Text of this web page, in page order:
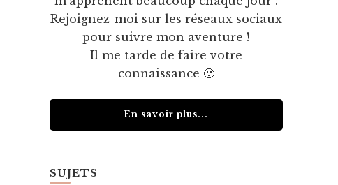
Rejoignez-moi sur les réseaux sociaux
pour suivre mon aventure !
Il me tarde de faire votre
connaissance 🙂
En savoir plus...
SUJETS